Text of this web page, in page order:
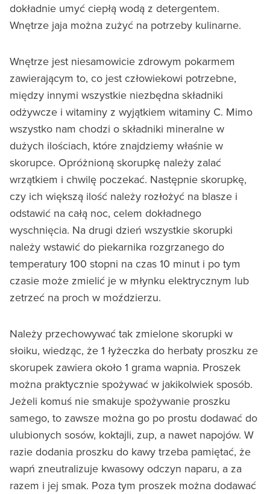
dokładnie umyć ciepłą wodą z detergentem.
Wnętrze jaja można zużyć na potrzeby kulinarne.
Wnętrze jest niesamowicie zdrowym pokarmem
zawierającym to, co jest człowiekowi potrzebne,
między innymi wszystkie niezbędna składniki
odżywcze i witaminy z wyjątkiem witaminy C. Mimo
wszystko nam chodzi o składniki mineralne w
dużych ilościach, które znajdziemy właśnie w
skorupce. Opróżnioną skorupkę należy zalać
wrzątkiem i chwilę poczekać. Następnie skorupkę,
czy ich większą ilość należy rozłożyć na blasze i
odstawić na całą noc, celem dokładnego
wyschnięcia. Na drugi dzień wszystkie skorupki
należy wstawić do piekarnika rozgrzanego do
temperatury 100 stopni na czas 10 minut i po tym
czasie może zmielić je w młynku elektrycznym lub
zetrzeć na proch w moździerzu.
Należy przechowywać tak zmielone skorupki w
słoiku, wiedząc, że 1 łyżeczka do herbaty proszku ze
skorupek zawiera około 1 grama wapnia. Proszek
można praktycznie spożywać w jakikolwiek sposób.
Jeżeli komuś nie smakuje spożywanie proszku
samego, to zawsze można go po prostu dodawać do
ulubionych sosów, koktajli, zup, a nawet napojów. W
razie dodania proszku do kawy trzeba pamiętać, że
wapń zneutralizuje kwasowy odczyn naparu, a za
razem i jej smak. Poza tym proszek można dodawać